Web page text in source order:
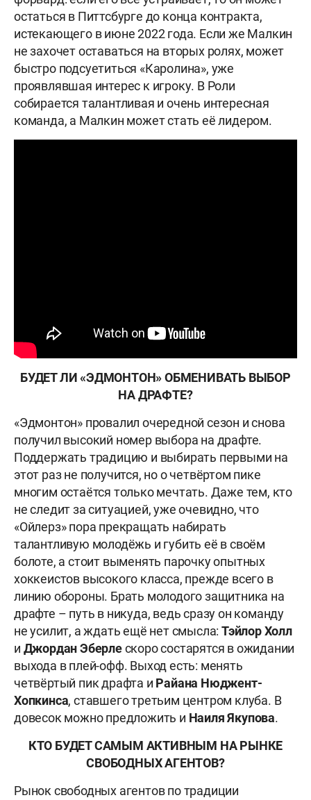
остаться в Питтсбурге до конца контракта,
истекающего в июне 2022 года. Если же Малкин
не захочет оставаться на вторых ролях, может
быстро подсуетиться «Каролина», уже
проявлявшая интерес к игроку. В Роли
собирается талантливая и очень интересная
команда, а Малкин может стать её лидером.
БУДЕТ ЛИ «ЭДМОНТОН» ОБМЕНИВАТЬ ВЫБОР
НА ДРАФТЕ?
«Эдмонтон» провалил очередной сезон и снова
получил высокий номер выбора на драфте.
Поддержать традицию и выбирать первыми на
этот раз не получится, но о четвёртом пике
многим остаётся только мечтать. Даже тем, кто
не следит за ситуацией, уже очевидно, что
«Ойлерз» пора прекращать набирать
талантливую молодёжь и губить её в своём
болоте, а стоит выменять парочку опытных
хоккеистов высокого класса, прежде всего в
линию обороны. Брать молодого защитника на
драфте – путь в никуда, ведь сразу он команду
не усилит, а ждать ещё нет смысла: Тэйлор Холл
и Джордан Эберлескоро состарятся в ожидании
выхода в плей-офф. Выход есть: менять
четвёртый пик драфта и Райана Нюджент-
Хопкинса, ставшего третьим центром клуба. В
довесок можно предложить и Наиля Якупова.
КТО БУДЕТ САМЫМ АКТИВНЫМ НА РЫНКЕ
СВОБОДНЫХ АГЕНТОВ?
Рынок свободных агентов по традиции